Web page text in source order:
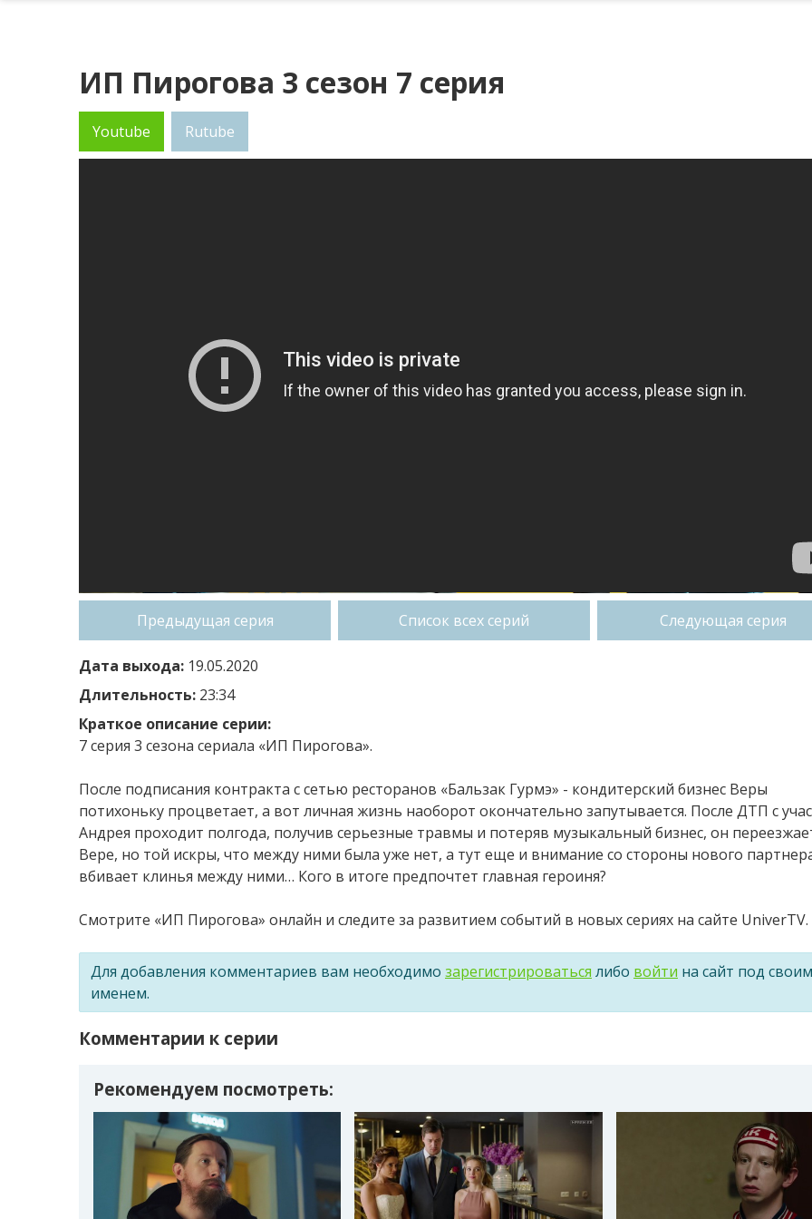
ИП Пирогова 3 сезон 7 серия
Youtube Rutube
Предыдущая серия Список всех серий Следующая серия
Дата выхода: 19.05.2020
Длительность: 23:34
Краткое описание серии:
7 серия 3 сезона сериала «ИП Пирогова».
После подписания контракта с сетью ресторанов «Бальзак Гурмэ» - кондитерский бизнес Веры
потихоньку процветает, а вот личная жизнь наоборот окончательно запутывается. После ДТП с
Андрея проходит полгода, получив серьезные травмы и потеряв музыкальный бизнес, он
Вере, но той искры, что между ними была уже нет, а тут еще и внимание со стороны нового
вбивает клинья между ними… Кого в итоге предпочтет главная героиня?
Смотрите «ИП Пирогова» онлайн и следите за развитием событий в новых сериях на сайте UniverTV.
Для добавления комментариев вам необходимо зарегистрироваться либо войти на сайт под своим
именем.
Комментарии к серии
Рекомендуем посмотреть: